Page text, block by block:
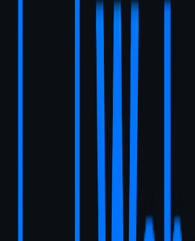
SSL certifikát a zabezpečenie
Analytika a tracking
Technická podpora 30 dní
/weby/kozmeticky-salon-viana
Kozmetický salón Viana